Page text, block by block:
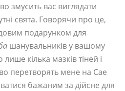
змусить вас виглядати
свята. Говорячи про це,
подарунком для
шанувальників у вашому
кілька мазків тіней і
перетворять мене на Сае
бажаним за дійсне для